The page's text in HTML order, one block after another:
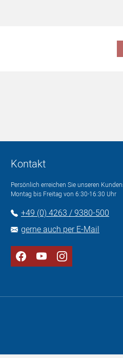
Kontakt
Persönlich erreichen Sie unseren
Montag bis Freitag von 6:30-16:30 Uhr
+49 (0) 4263 / 9380-500
gerne auch per E-Mail